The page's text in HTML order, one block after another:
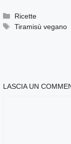
Categorie
Ricette
Tag
Tiramisù vegano
LASCIA UN